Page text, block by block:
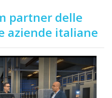
partner delle
aziende italiane